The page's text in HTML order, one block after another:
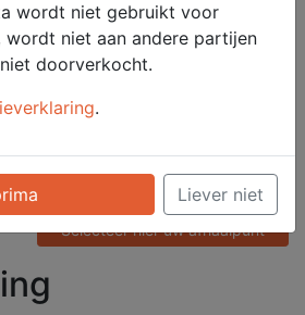
Artikelnummer
51618
Categorie
Voor onze prijzen moet u
ingelogd zijn.
Selecteer hier uw afhaalpunt
wordt niet gebruikt voor
wordt niet aan andere partijen
doorverkocht.
.
Liever niet